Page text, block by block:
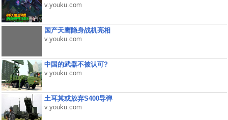
v.youku.com
国产天鹰隐身战机亮相
v.youku.com
中国的武器不被认可?
v.youku.com
土耳其或放弃S400导弹
v.youku.com